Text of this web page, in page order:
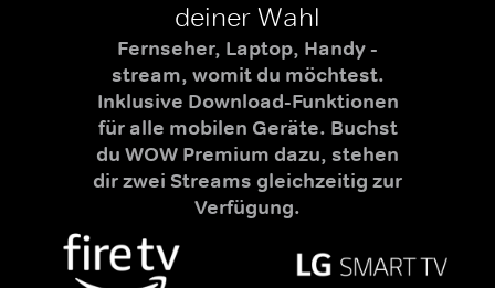
deiner Wahl
Fernseher, Laptop, Handy -
stream, womit du möchtest.
Inklusive Download-Funktionen
für alle mobilen Geräte. Buchst
du WOW Premium dazu, stehen
dir zwei Streams gleichzeitig zur
Verfügung.